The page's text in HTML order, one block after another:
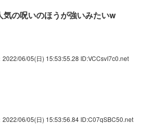
の呪いのほうが強いみたいw
2022/06/05(日) 15:53:55.28 ID:VCCsvI7c0.net
2022/06/05(日) 15:53:56.84 ID:C07qSBC50.net